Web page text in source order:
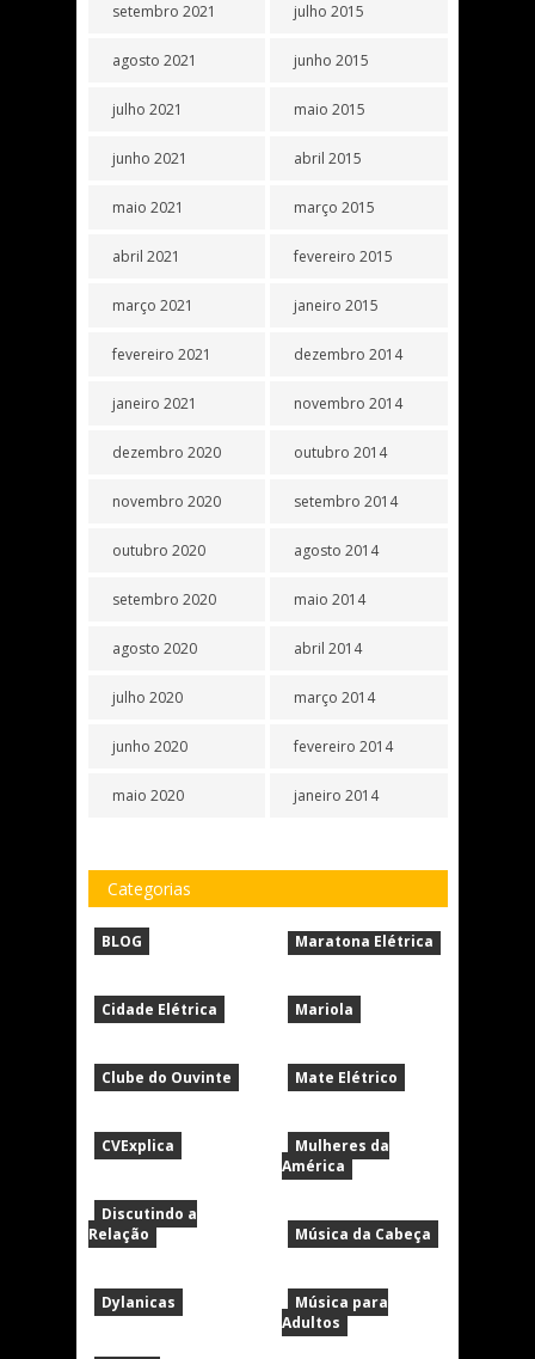
setembro 2021
agosto 2021
julho 2021
junho 2021
maio 2021
abril 2021
março 2021
fevereiro 2021
janeiro 2021
dezembro 2020
novembro 2020
outubro 2020
setembro 2020
agosto 2020
julho 2020
junho 2020
maio 2020
julho 2015
junho 2015
maio 2015
abril 2015
março 2015
fevereiro 2015
janeiro 2015
dezembro 2014
novembro 2014
outubro 2014
setembro 2014
agosto 2014
maio 2014
abril 2014
março 2014
fevereiro 2014
janeiro 2014
Categorias
BLOG
Cidade Elétrica
Clube do Ouvinte
CVExplica
Discutindo a
Relação
Dylanicas
Maratona Elétrica
Mariola
Mate Elétrico
Mulheres da
América
Música da Cabeça
Música para
Adultos